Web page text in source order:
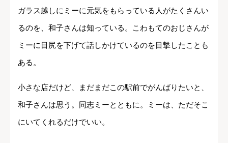
ガラス越しにミーに元気をもらっている人がたくさんい
るのを、和子さんは知っている。こわもてのおじさんが
ミーに目尻を下げて話しかけているのを目撃したことも
ある。
小さな店だけど、まだまだこの駅前でがんばりたいと、
和子さんは思う。同志ミーとともに。ミーは、ただそこ
にいてくれるだけでいい。